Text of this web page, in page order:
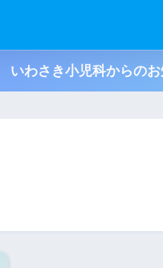
いわさき小児科からの